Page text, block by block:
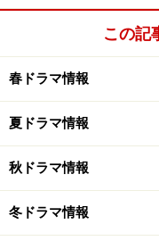
ところで兄弟役の要
子の一生』では龍洋
演じてます。似てる？
米倉涼子、悪
１月からのテレビ朝
『けものみち』と悪
じく松本清張原作の
『わるいやつら』は
この記
春ドラマ情報
夏ドラマ情報
秋ドラマ情報
冬ドラマ情報